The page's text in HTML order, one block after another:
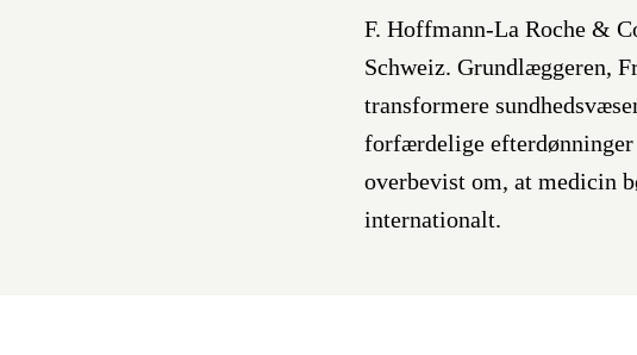
F. Hoffmann-La Roche &
Schweiz. Grundlæggeren,
transformere
forfærdelige
overbevist om, at medicin
internationalt.